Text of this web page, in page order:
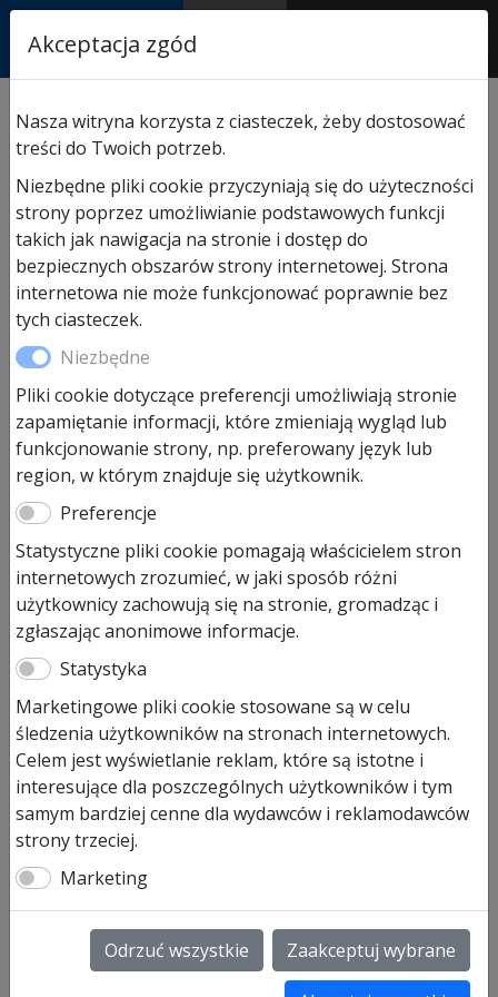
AUTORYZOWANY
PARTNER & SERWIS
przemysłowych/ Zespół sterujący z płytą bazową i płytą
główną A/B 460
Zespół sterujący z płytą
bazową i płytą główną A/B 460
2 305,00zł
Na stanie (może być zamówiony)
ilość
Zespół
sterujący
z
płytą
bazową
i
Dodaj do koszyka
Zespół sterujący z płytą bazową i płytą główną
B 460 nr art 638180 na zamówienie do 14 dni
638179
Informacje dodatkowe
Akceptacja zgód
Nasza witryna korzysta z ciasteczek, żeby dostosować
treści do Twoich potrzeb.
Niezbędne pliki cookie przyczyniają się do użyteczności
strony poprzez umożliwianie podstawowych funkcji
takich jak nawigacja na stronie i dostęp do
bezpiecznych obszarów strony internetowej. Strona
internetowa nie może funkcjonować poprawnie bez
tych ciasteczek.
Niezbędne
Pliki cookie dotyczące preferencji umożliwiają stronie
zapamiętanie informacji, które zmieniają wygląd lub
funkcjonowanie strony, np. preferowany język lub
region, w którym znajduje się użytkownik.
Preferencje
Statystyczne pliki cookie pomagają właścicielem stron
internetowych zrozumieć, w jaki sposób różni
użytkownicy zachowują się na stronie, gromadząc i
zgłaszając anonimowe informacje.
Statystyka
Marketingowe pliki cookie stosowane są w celu
śledzenia użytkowników na stronach internetowych.
Celem jest wyświetlanie reklam, które są istotne i
interesujące dla poszczególnych użytkowników i tym
samym bardziej cenne dla wydawców i reklamodawców
strony trzeciej.
Marketing
Odrzuć wszystkie Zaakceptuj wybrane